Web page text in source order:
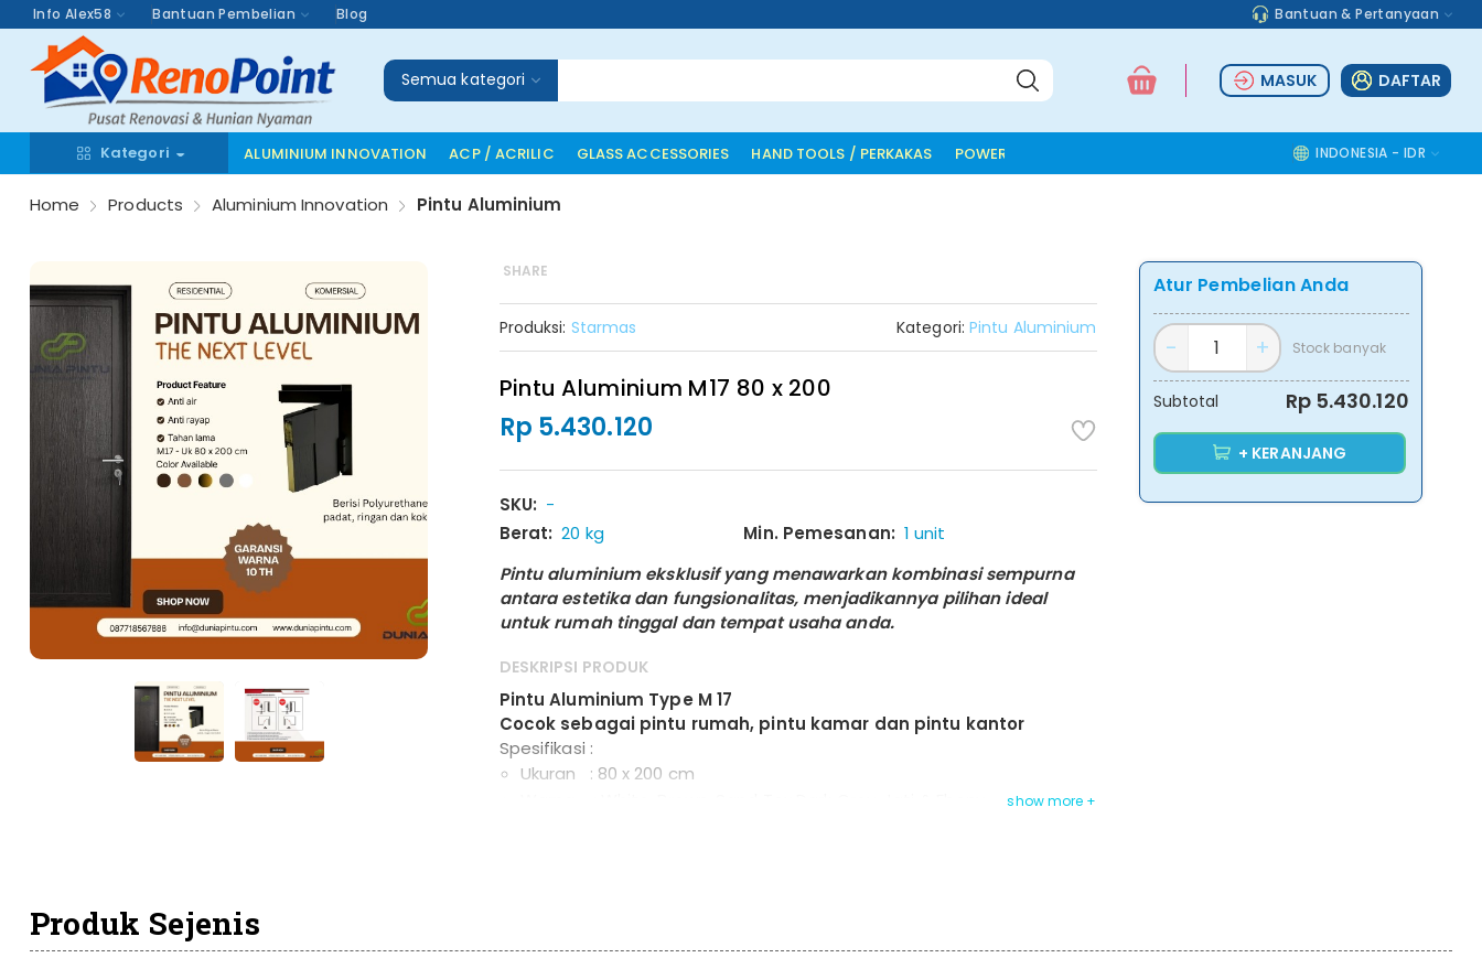
Info Alex58 Bantuan Pembelian Blog Bantuan & Pertanyaan
Semua kategori MASUK DAFTAR
Kategori ALUMINIUM INNOVATION ACP / ACRILIC GLASS ACCESSORIES HAND TOOLS / PERKAKAS POWER TOOLS SAFETY TOOLS
INDONESIA - IDR
Home Products Aluminium Innovation Pintu Aluminium
SHARE
Produksi: Starmas Kategori:Pintu Aluminium
Pintu Aluminium M17 80 x 200
Rp 5.430.120
SKU: -
Berat: 20 kg Min. Pemesanan: 1 unit
Pintu aluminium eksklusif yang menawarkan kombinasi sempurna
antara estetika dan fungsionalitas, menjadikannya pilihan ideal
untuk rumah tinggal dan tempat usaha anda.
DESKRIPSI PRODUK
Pintu Aluminium Type M 17
Cocok sebagai pintu rumah, pintu kamar dan pintu kantor
Spesifikasi :
Ukuran : 80 x 200 cm
Atur Pembelian Anda
Stock banyak
Subtotal Rp 5.430.120
+ KERANJANG
Produk Sejenis